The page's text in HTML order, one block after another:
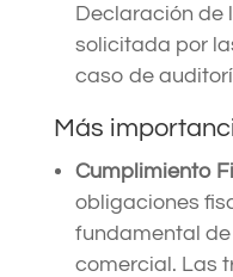
Declaración de
solicitada por
caso de
Más
Cumplimiento
obligaciones
fundamental
comercial. Las